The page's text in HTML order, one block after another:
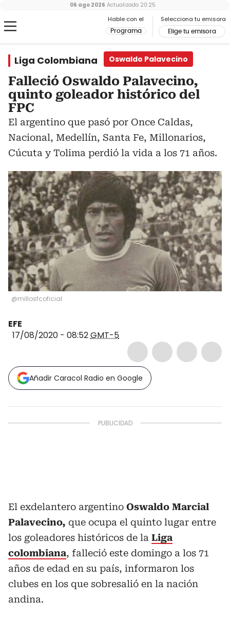
Hable con el
Programa
Selecciona tu emisora
Elige tu emisora
06 ago 2026 Actualizado 20:25
Liga Colombiana Oswaldo Palavecino
Falleció Oswaldo Palavecino,
quinto goleador histórico del
FPC
El argentino que pasó por Once Caldas,
Nacional, Medellín, Santa Fe, Millonarios,
Cúcuta y Tolima perdió la vida a los 71 años.
@millosfcoficial
EFE
17/08/2020 - 08:52GMT-5
Añadir Caracol Radio en Google
El exdelantero argentino Oswaldo Marcial
Palavecino, que ocupa el quinto lugar entre
los goleadores históricos de la Liga
colombiana, falleció este domingo a los 71
años de edad en su país, informaron los
clubes en los que sobresalió en la nación
andina.